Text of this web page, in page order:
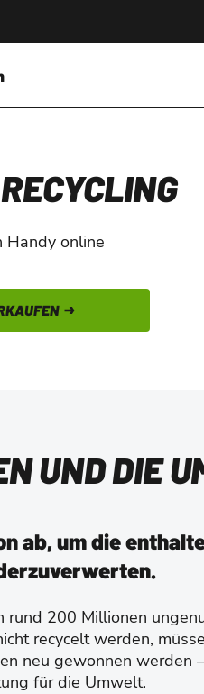
Handy online
UND DIE
ab, um die
rund 200 Millionen
recycelt werden,
neu gewonnen werden
für die Umwelt.